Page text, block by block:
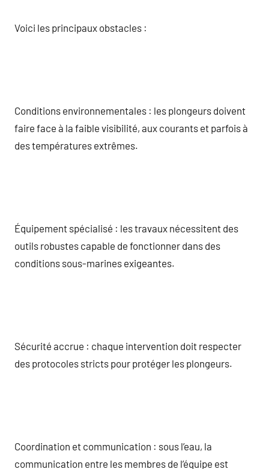
Voici les principaux obstacles :
Conditions environnementales : les plongeurs doivent
faire face à la faible visibilité, aux courants et parfois à
des températures extrêmes.
Équipement spécialisé : les travaux nécessitent des
outils robustes capable de fonctionner dans des
conditions sous-marines exigeantes.
Sécurité accrue : chaque intervention doit respecter
des protocoles stricts pour protéger les plongeurs.
Coordination et communication : sous l’eau, la
communication entre les membres de l’équipe est